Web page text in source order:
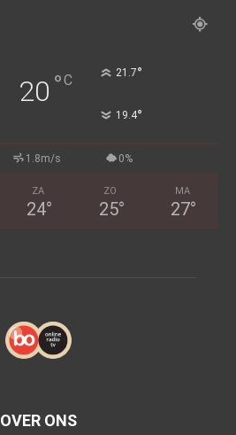
20 °C 21.7°
19.4°
1.8m/s 0%
ZA
24°
ZO
25°
MA
27°
OVER ONS